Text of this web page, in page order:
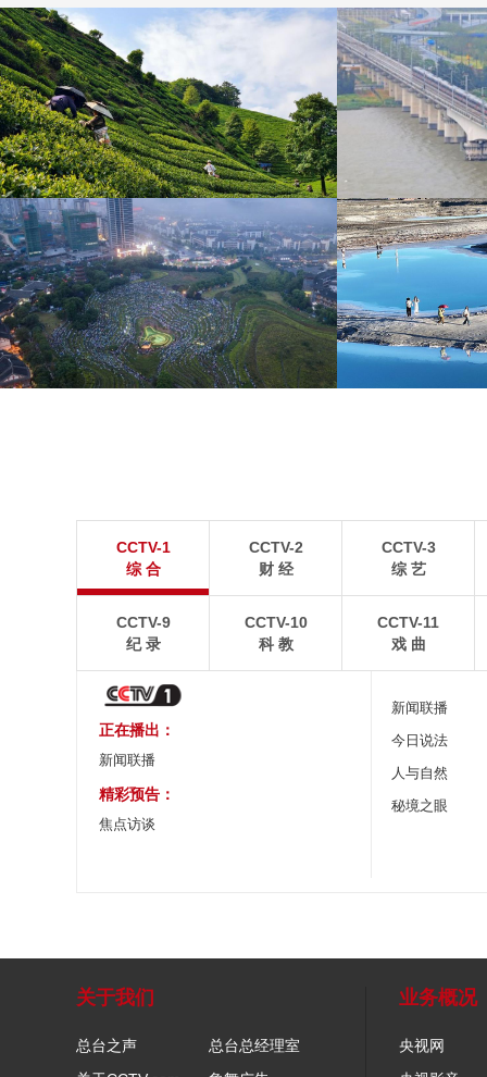
广西昭平: 高山秋茶采摘忙
晨光洒在茶园，连绵起伏的茶山云雾缭绕，茶农采摘
杭台高铁温玉段
8月7日，贵州省毕节市大方县奢香古镇梯田音乐会在
宛如“大地指纹”般的环形梯田上演。
青海海西蒙古族藏族
CCTV-1
综 合
CCTV-2
财 经
CCTV-3
综 艺
CCTV-9
纪 录
CCTV-10
科 教
CCTV-11
戏 曲
正在播出：
新闻联播
精彩预告：
焦点访谈
新闻联播
今日说法
人与自然
秘境之眼
关于我们
总台之声
总台总经理室
业务概况
央视网